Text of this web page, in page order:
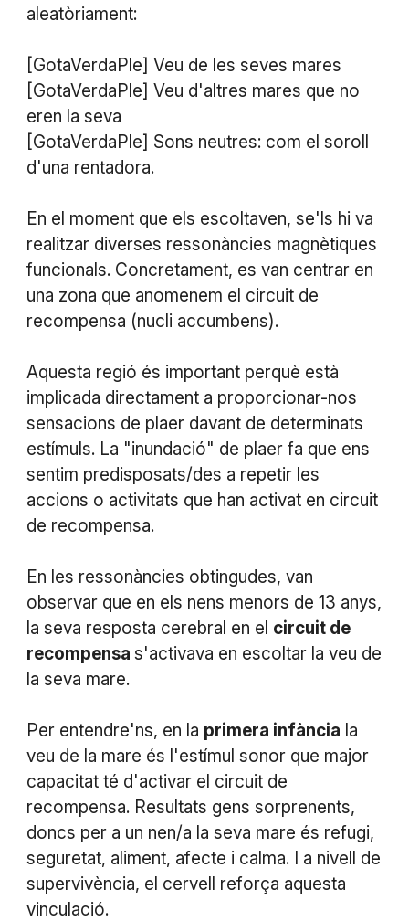
aleatòriament:
[GotaVerdaPle] Veu de les seves mares
[GotaVerdaPle] Veu d'altres mares que no
eren la seva
[GotaVerdaPle] Sons neutres: com el soroll
d'una rentadora.
En el moment que els escoltaven, se'ls hi va
realitzar diverses ressonàncies magnètiques
funcionals. Concretament, es van centrar en
una zona que anomenem el circuit de
recompensa (nucli accumbens).
Aquesta regió és important perquè està
implicada directament a proporcionar-nos
sensacions de plaer davant de determinats
estímuls. La "inundació" de plaer fa que ens
sentim predisposats/des a repetir les
accions o activitats que han activat en circuit
de recompensa.
En les ressonàncies obtingudes, van
observar que en els nens menors de 13 anys,
la seva resposta cerebral en el circuit de
recompensa s'activava en escoltar la veu de
la seva mare.
Per entendre'ns, en la primera infància la
veu de la mare és l'estímul sonor que major
capacitat té d'activar el circuit de
recompensa. Resultats gens sorprenents,
doncs per a un nen/a la seva mare és refugi,
seguretat, aliment, afecte i calma. I a nivell de
supervivència, el cervell reforça aquesta
vinculació.